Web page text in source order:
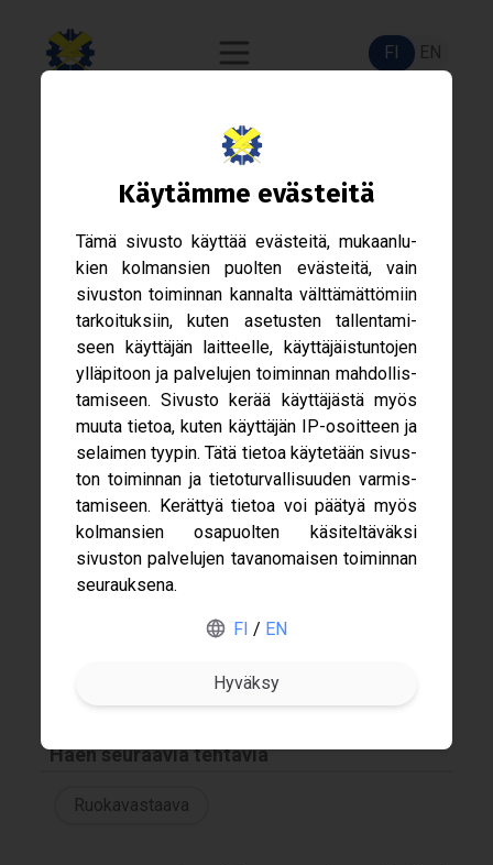
Gofore
Nokia
FI EN
Var­si­nai­nen Hal­li­tus 2026 -
Hake­mus
Nimeni
Haen seuraavia tehtäviä
Ruokavastaava
Käy­tämme eväs­teitä
Tämä sivusto käyt­tää eväs­teitä, mukaan­lu­
kien kol­man­sien puol­ten eväs­teitä, vain
sivus­ton toi­min­nan kan­nalta vält­tä­mät­tö­miin
tar­koi­tuk­siin, kuten ase­tus­ten tal­len­ta­mi­
seen käyt­tä­jän lait­teelle, käyt­tä­jäis­tun­to­jen
yllä­pi­toon ja pal­ve­lu­jen toi­min­nan mah­dol­lis­
ta­mi­seen. Sivusto kerää käyt­tä­jästä myös
muuta tie­toa, kuten käyt­tä­jän IP-​osoitteen ja
selai­men tyy­pin. Tätä tie­toa käy­te­tään sivus­
ton toi­min­nan ja tie­to­tur­val­li­suu­den var­mis­
ta­mi­seen. Kerät­tyä tie­toa voi pää­tyä myös
kol­man­sien osa­puol­ten käsi­tel­tä­väksi
sivus­ton pal­ve­lu­jen tavan­omai­sen toi­min­nan
seu­rauk­sena.
FI / EN